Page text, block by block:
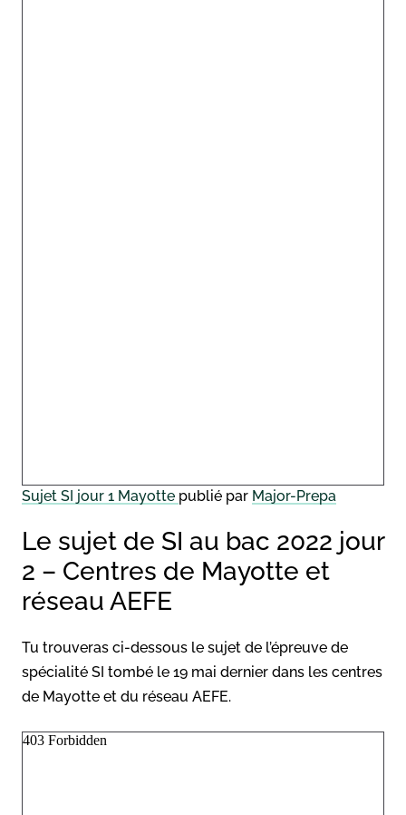
Sujet SI jour 1 Mayotte publié par Major-Prepa
Le sujet de SI au bac 2022 jour
2 – Centres de Mayotte et
réseau AEFE
Tu trouveras ci-dessous le sujet de l’épreuve de
spécialité SI tombé le 19 mai dernier dans les centres
de Mayotte et du réseau AEFE.